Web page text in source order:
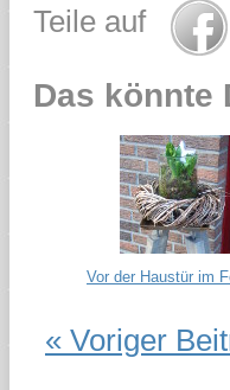
Teile auf
Das könnte
Vor der Haustür im
« Voriger